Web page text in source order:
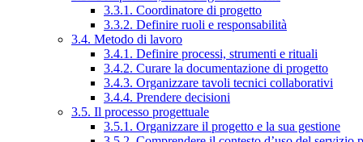
3.3.1. Coordinatore di progetto
3.3.2. Definire ruoli e responsabilità
3.4. Metodo di lavoro
3.4.1. Definire processi, strumenti e rituali
3.4.2. Curare la documentazione di progetto
3.4.3. Organizzare tavoli tecnici collaborativi
3.4.4. Prendere decisioni
3.5. Il processo progettuale
3.5.1. Organizzare il progetto e la sua gestione